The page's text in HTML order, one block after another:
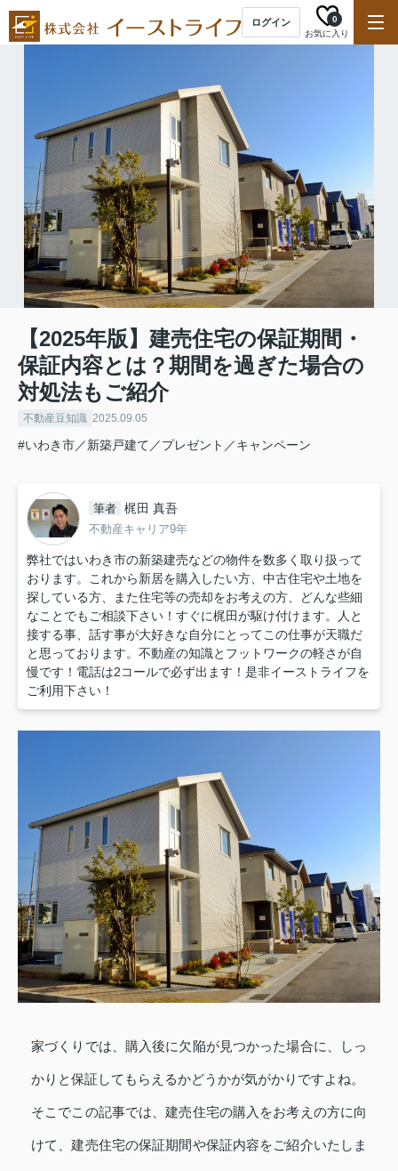
ログイン
お気に入り
0
【2025年版】建売住宅の保証期間・
保証内容とは？期間を過ぎた場合の
対処法もご紹介
不動産豆知識 2025.09.05
#いわき市／新築戸建て／プレゼント／キャンペーン
筆者 梶田 真吾
不動産キャリア9年
弊社ではいわき市の新築建売などの物件を数多く取り扱って
おります。これから新居を購入したい方、中古住宅や土地を
探している方、また住宅等の売却をお考えの方、どんな些細
なことでもご相談下さい！すぐに梶田が駆け付けます。人と
接する事、話す事が大好きな自分にとってこの仕事が天職だ
と思っております。不動産の知識とフットワークの軽さが自
慢です！電話は2コールで必ず出ます！是非イーストライフを
ご利用下さい！
家づくりでは、購入後に欠陥が見つかった場合に、しっ
かりと保証してもらえるかどうかが気がかりですよね。
そこでこの記事では、建売住宅の購入をお考えの方に向
けて、建売住宅の保証期間や保証内容をご紹介いたしま